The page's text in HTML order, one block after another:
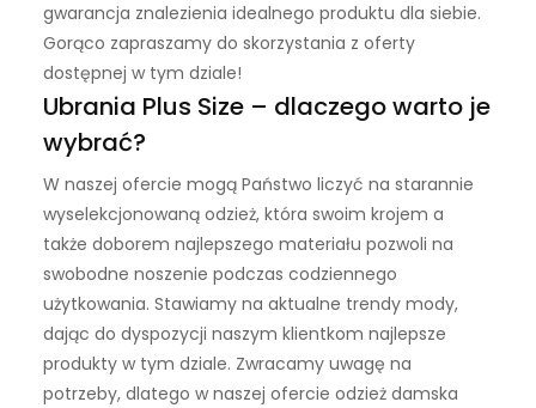
gwarancja znalezienia idealnego produktu dla siebie.
Gorąco zapraszamy do skorzystania z oferty
dostępnej w tym dziale!
Ubrania Plus Size – dlaczego warto je
wybrać?
W naszej ofercie mogą Państwo liczyć na starannie
wyselekcjonowaną odzież, która swoim krojem a
także doborem najlepszego materiału pozwoli na
swobodne noszenie podczas codziennego
użytkowania. Stawiamy na aktualne trendy mody,
dając do dyspozycji naszym klientkom najlepsze
produkty w tym dziale. Zwracamy uwagę na
potrzeby, dlatego w naszej ofercie odzież damska